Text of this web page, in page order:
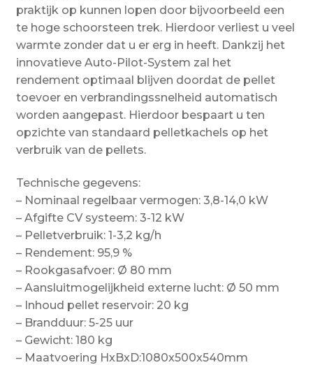
praktijk op kunnen lopen door bijvoorbeeld een
te hoge schoorsteen trek. Hierdoor verliest u veel
warmte zonder dat u er erg in heeft. Dankzij het
innovatieve Auto-Pilot-System zal het
rendement optimaal blijven doordat de pellet
toevoer en verbrandingssnelheid automatisch
worden aangepast. Hierdoor bespaart u ten
opzichte van standaard pelletkachels op het
verbruik van de pellets.
Technische gegevens:
– Nominaal regelbaar vermogen: 3,8-14,0 kW
– Afgifte CV systeem: 3-12 kW
– Pelletverbruik: 1-3,2 kg/h
– Rendement: 95,9 %
– Rookgasafvoer: Ø 80 mm
– Aansluitmogelijkheid externe lucht: Ø 50 mm
– Inhoud pellet reservoir: 20 kg
– Brandduur: 5-25 uur
– Gewicht: 180 kg
– Maatvoering HxBxD:1080x500x540mm